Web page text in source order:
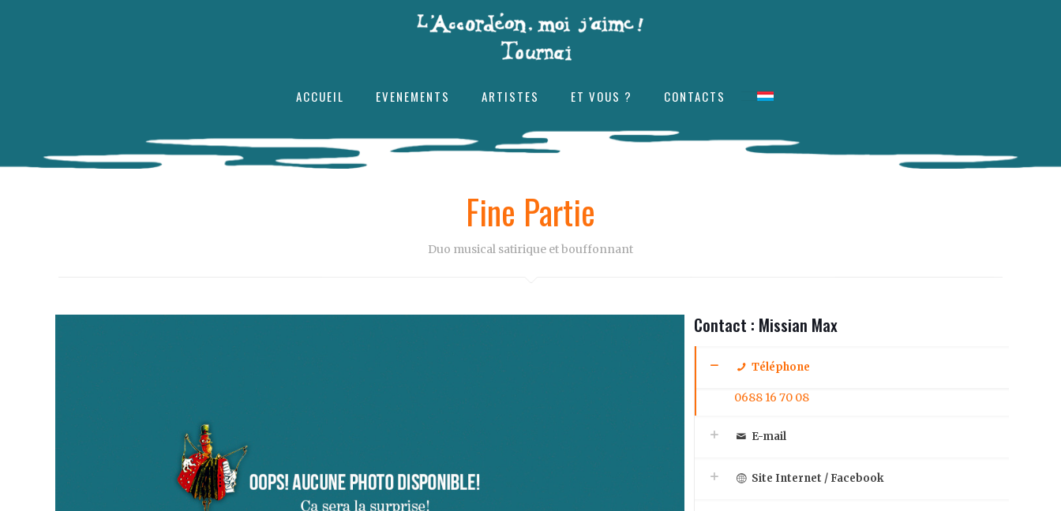
ACCUEIL EVENEMENTS ARTISTES ET VOUS ? CONTACTS
Fine Partie
Duo musical satirique et bouffonnant
Contact : Missian Max
Téléphone
0688 16 70 08
E-mail
Site Internet / Facebook